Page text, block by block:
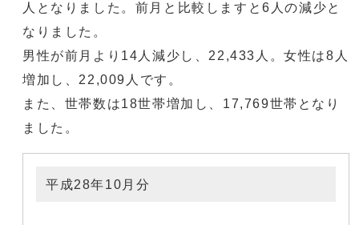
人となりました。前月と比較しますと6人の減少と
なりました。
男性が前月より14人減少し、22,433人。女性は8人
増加し、22,009人です。
また、世帯数は18世帯増加し、17,769世帯となり
ました。
平成28年10月分